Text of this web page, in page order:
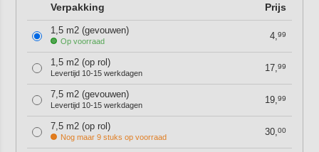
Verpakking Prijs
1,5 m2 (gevouwen)
Op voorraad 4,99
1,5 m2 (op rol)
Levertijd 10-15 werkdagen 17,99
7,5 m2 (gevouwen)
Levertijd 10-15 werkdagen 19,99
7,5 m2 (op rol)
Nog maar 9 stuks op voorraad 30,00